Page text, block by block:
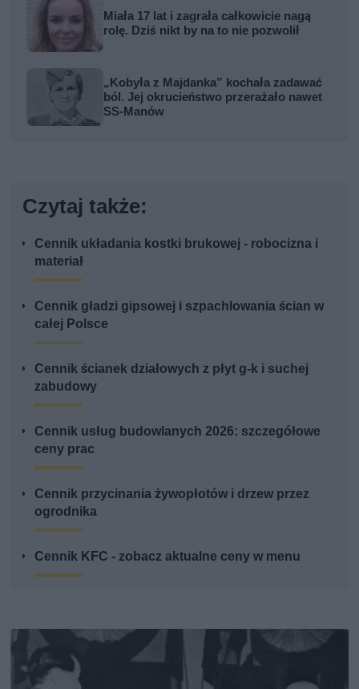
Miała 17 lat i zagrała całkowicie nagą
rolę. Dziś nikt by na to nie pozwolił
„Kobyła z Majdanka” kochała zadawać
ból. Jej okrucieństwo przerażało nawet
SS-Manów
Czytaj także:
Cennik układania kostki brukowej - robocizna i
materiał
Cennik gładzi gipsowej i szpachlowania ścian w
całej Polsce
Cennik ścianek działowych z płyt g-k i suchej
zabudowy
Cennik usług budowlanych 2026: szczegółowe
ceny prac
Cennik przycinania żywopłotów i drzew przez
ogrodnika
Cennik KFC - zobacz aktualne ceny w menu